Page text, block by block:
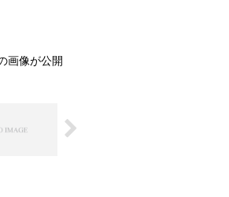
画像が公開